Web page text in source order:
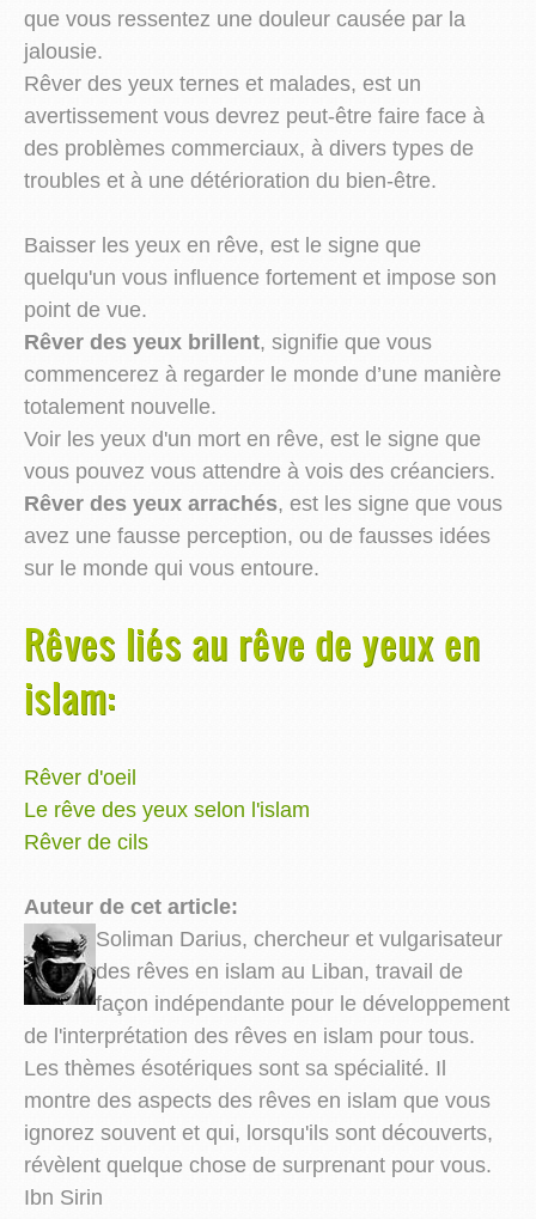
que vous ressentez une douleur causée par la
jalousie.
Rêver des yeux ternes et malades, est un
avertissement vous devrez peut-être faire face à
des problèmes commerciaux, à divers types de
troubles et à une détérioration du bien-être.
Baisser les yeux en rêve, est le signe que
quelqu'un vous influence fortement et impose son
point de vue.
Rêver des yeux brillent, signifie que vous
commencerez à regarder le monde d’une manière
totalement nouvelle.
Voir les yeux d'un mort en rêve, est le signe que
vous pouvez vous attendre à vois des créanciers.
Rêver des yeux arrachés, est les signe que vous
avez une fausse perception, ou de fausses idées
sur le monde qui vous entoure.
Rêves liés au rêve de yeux en
islam:
Rêver d'oeil
Le rêve des yeux selon l'islam
Rêver de cils
Auteur de cet article:
Soliman Darius, chercheur et vulgarisateur
des rêves en islam au Liban, travail de
façon indépendante pour le développement
de l'interprétation des rêves en islam pour tous.
Les thèmes ésotériques sont sa spécialité. Il
montre des aspects des rêves en islam que vous
ignorez souvent et qui, lorsqu'ils sont découverts,
révèlent quelque chose de surprenant pour vous.
Ibn Sirin